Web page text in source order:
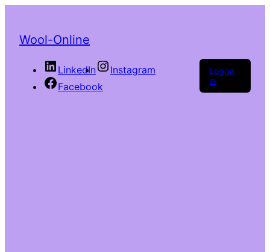
Wool-Online
LinkedIn
Instagram
Facebook
Logga
in